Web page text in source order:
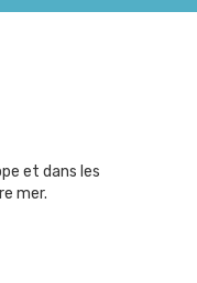
et dans les
mer.